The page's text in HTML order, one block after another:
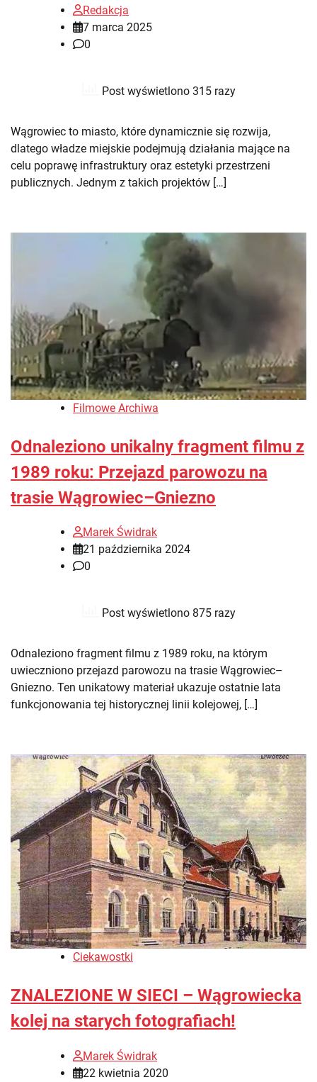
Redakcja
7 marca 2025
0
Post wyświetlono 315 razy
Wągrowiec to miasto, które dynamicznie się rozwija,
dlatego władze miejskie podejmują działania mające na
celu poprawę infrastruktury oraz estetyki przestrzeni
publicznych. Jednym z takich projektów […]
Filmowe Archiwa
Odnaleziono unikalny fragment filmu z
1989 roku: Przejazd parowozu na
trasie Wągrowiec–Gniezno
Marek Świdrak
21 października 2024
0
Post wyświetlono 875 razy
Odnaleziono fragment filmu z 1989 roku, na którym
uwieczniono przejazd parowozu na trasie Wągrowiec–
Gniezno. Ten unikatowy materiał ukazuje ostatnie lata
funkcjonowania tej historycznej linii kolejowej, […]
Ciekawostki
ZNALEZIONE W SIECI – Wągrowiecka
kolej na starych fotografiach!
Marek Świdrak
22 kwietnia 2020